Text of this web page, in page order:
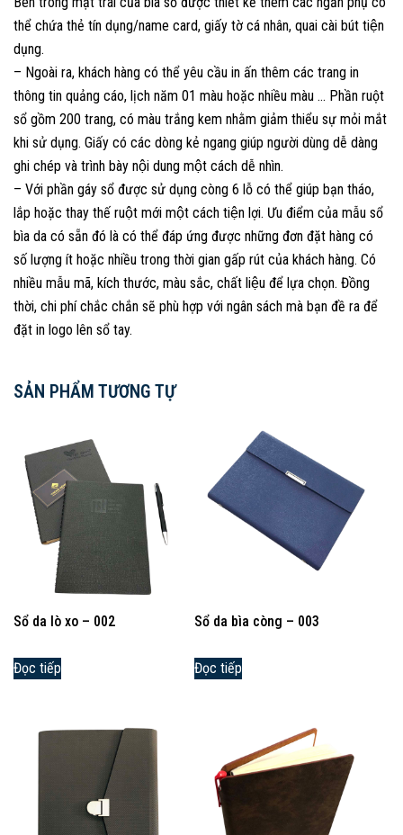
thể chứa thẻ tín dụng/name card, giấy tờ cá nhân, quai cài bút tiện
dụng.
– Ngoài ra, khách hàng có thể yêu cầu in ấn thêm các trang in
thông tin quảng cáo, lịch năm 01 màu hoặc nhiều màu … Phần ruột
sổ gồm 200 trang, có màu trắng kem nhằm giảm thiểu sự mỏi mắt
khi sử dụng. Giấy có các dòng kẻ ngang giúp người dùng dễ dàng
ghi chép và trình bày nội dung một cách dễ nhìn.
– Với phần gáy sổ được sử dụng còng 6 lỗ có thể giúp bạn tháo,
lắp hoặc thay thế ruột mới một cách tiện lợi. Ưu điểm của mẫu sổ
bìa da có sẵn đó là có thể đáp ứng được những đơn đặt hàng có
số lượng ít hoặc nhiều trong thời gian gấp rút của khách hàng. Có
nhiều mẫu mã, kích thước, màu sắc, chất liệu để lựa chọn. Đồng
thời, chi phí chắc chắn sẽ phù hợp với ngân sách mà bạn đề ra để
đặt in logo lên sổ tay.
SẢN PHẨM TƯƠNG TỰ
Sổ da lò xo – 002
Đọc tiếp
Sổ da bìa còng – 003
Đọc tiếp